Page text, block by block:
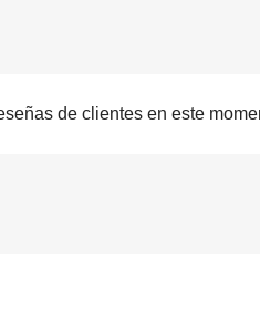
de clientes en este